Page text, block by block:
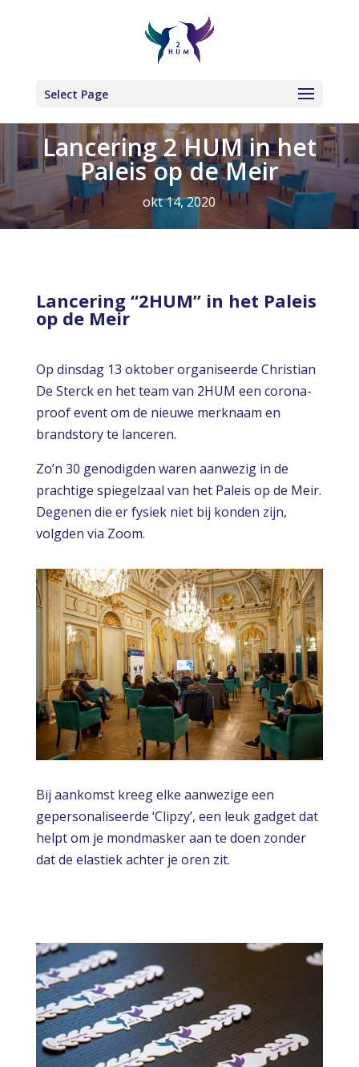
Select Page
Lancering 2 HUM in het
Paleis op de Meir
okt 14, 2020
Lancering “2HUM” in het Paleis
op de Meir
Op dinsdag 13 oktober organiseerde Christian
De Sterck en het team van 2HUM een corona-
proof event om de nieuwe merknaam en
brandstory te lanceren.
Zo’n 30 genodigden waren aanwezig in de
prachtige spiegelzaal van het Paleis op de Meir.
Degenen die er fysiek niet bij konden zijn,
volgden via Zoom.
Bij aankomst kreeg elke aanwezige een
gepersonaliseerde ‘Clipzy’, een leuk gadget dat
helpt om je mondmasker aan te doen zonder
dat de elastiek achter je oren zit.